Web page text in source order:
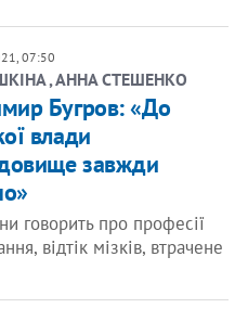
07:50
, АННА СТЕШЕНКО
Бугров: «До
влади
завжди
говорить про професії
відтік мізків, втрачене